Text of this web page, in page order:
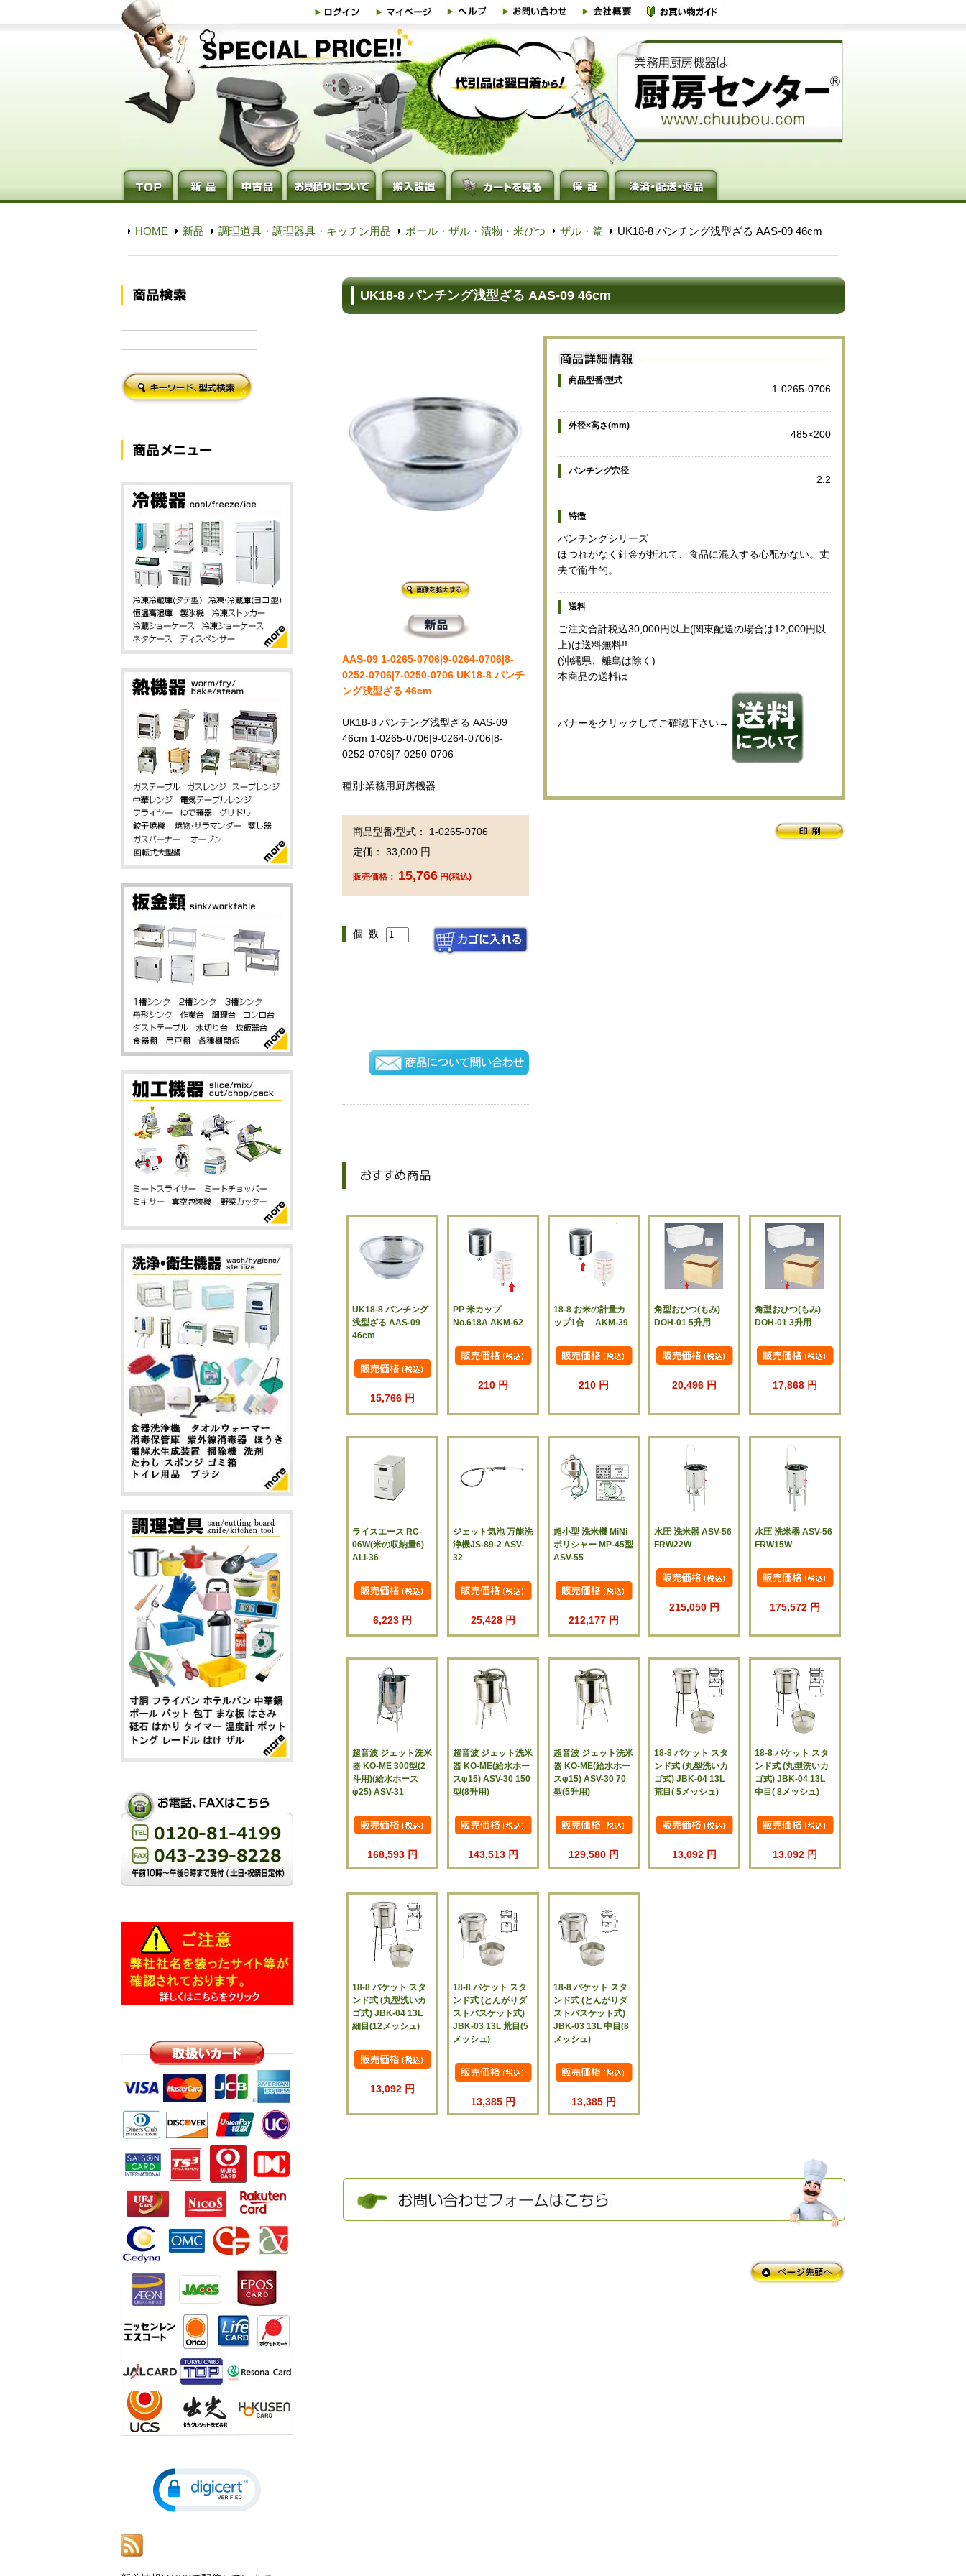
HOME 新品 調理道具・調理器具・キッチン用品 ボール・ザル・漬物・米びつ ザル・篭 UK18-8 パンチング浅型ざる AAS-09 46cm
UK18-8 パンチング浅型ざる AAS-09 46cm
AAS-09 1-0265-0706|9-0264-0706|8-
0252-0706|7-0250-0706 UK18-8 パンチ
ング浅型ざる 46cm
UK18-8 パンチング浅型ざる AAS-09
46cm 1-0265-0706|9-0264-0706|8-
0252-0706|7-0250-0706
種別:業務用厨房機器
商品型番/型式： 1-0265-0706
定価： 33,000 円
販売価格： 15,766 円(税込)
個 数
商品型番/型式
1-0265-0706
外径×高さ(mm)
485×200
パンチング穴径
2.2
特徴
パンチングシリーズ
ほつれがなく針金が折れて、食品に混入する心配がない。丈
夫で衛生的。
送料
ご注文合計税込30,000円以上(関東配送の場合は12,000円以
上)は送料無料!!
(沖縄県、離島は除く)
本商品の送料は
バナーをクリックしてご確認下さい→
UK18-8 パンチング
浅型ざる AAS-09
46cm
15,766 円
PP 米カップ
No.618A AKM-62
210 円
18-8 お米の計量カ
ップ1合 AKM-39
210 円
角型おひつ(もみ)
DOH-01 5升用
20,496 円
角型おひつ(もみ)
DOH-01 3升用
17,868 円
ライスエース RC-
06W(米の収納量6)
ALI-36
6,223 円
ジェット気泡 万能洗
浄機JS-89-2 ASV-
32
25,428 円
超小型 洗米機 MiNi
ポリシャー MP-45型
ASV-55
212,177 円
水圧 洗米器 ASV-56
FRW22W
215,050 円
水圧 洗米器 ASV-56
FRW15W
175,572 円
超音波 ジェット洗米
器 KO-ME 300型(2
斗用)(給水ホース
φ25) ASV-31
168,593 円
超音波 ジェット洗米
器 KO-ME(給水ホー
スφ15) ASV-30 150
型(8升用)
143,513 円
超音波 ジェット洗米
器 KO-ME(給水ホー
スφ15) ASV-30 70
型(5升用)
129,580 円
18-8 バケット スタ
ンド式 (丸型洗いカ
ゴ式) JBK-04 13L
荒目( 5メッシュ)
13,092 円
18-8 バケット スタ
ンド式 (丸型洗いカ
ゴ式) JBK-04 13L
中目( 8メッシュ)
13,092 円
18-8 バケット スタ
ンド式 (丸型洗いカ
ゴ式) JBK-04 13L
細目(12メッシュ)
13,092 円
18-8 バケット スタ
ンド式 (とんがりダ
ストバスケット式)
JBK-03 13L 荒目(5
メッシュ)
13,385 円
18-8 バケット スタ
ンド式 (とんがりダ
ストバスケット式)
JBK-03 13L 中目(8
メッシュ)
13,385 円